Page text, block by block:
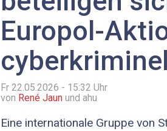
Europol-
Fr 22.05.2026 - 15:32 Uhr
von René Jaun und ahu
Eine internationale Gruppe von